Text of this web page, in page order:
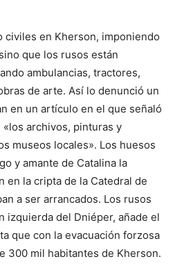
civiles en Kherson, imponiendo
que los rusos están
ambulancias, tractores,
de arte. Así lo denunció un
en un artículo en el que señaló
archivos, pinturas y
museos locales». Los huesos
y amante de Catalina la
en la cripta de la Catedral de
a ser arrancados. Los rusos
izquierda del Dniéper, añade el
que con la evacuación forzosa
300 mil habitantes de Kherson.